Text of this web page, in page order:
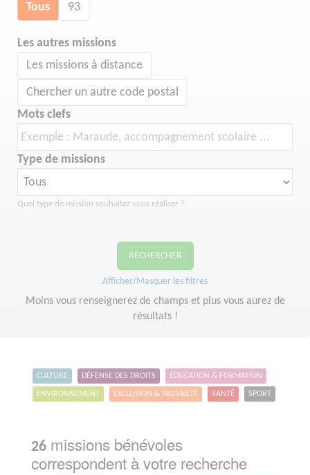
Tous 93
Les autres missions
Les missions à distance
Chercher un autre code postal
Mots clefs
Type de missions
Quel type de mission souhaitez vous réaliser ?
RECHERCHER
Afficher/Masquer les filtres
Moins vous renseignerez de champs et plus vous aurez de
résultats !
CULTURE DÉFENSE DES DROITS ÉDUCATION & FORMATION
ENVIRONNEMENT EXCLUSION & PAUVRETÉ SANTÉ SPORT
26 missions bénévoles
correspondent à votre recherche